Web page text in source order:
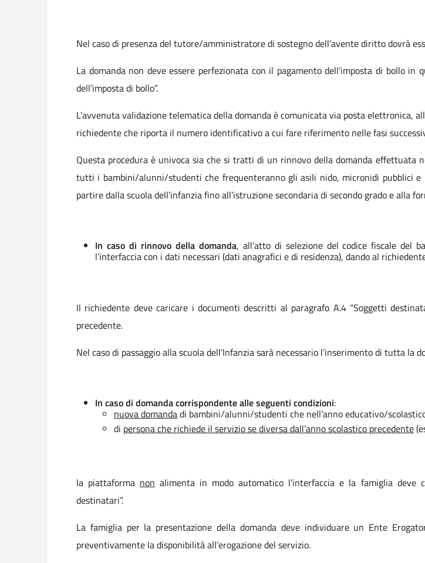
Nel caso di presenza del tutore/amministratore di sostegno dell’avente diritto dovrà
La domanda non deve essere perfezionata con il pagamento dell’imposta di bollo
dell’imposta di bollo”.
L’avvenuta validazione telematica della domanda è comunicata via posta elettronica,
richiedente che riporta il numero identificativo a cui fare riferimento nelle fasi
Questa procedura è univoca sia che si tratti di un rinnovo della domanda effettuata
tutti i bambini/alunni/studenti che frequenteranno gli asili nido, micronidi pubblici
partire dalla scuola dell’infanzia fino all’istruzione secondaria di secondo grado e alla
In caso di rinnovo della domanda, all’atto di selezione del codice fiscale del
l’interfaccia con i dati necessari (dati anagrafici e di residenza), dando al
Il richiedente deve caricare i documenti descritti al paragrafo A.4 “Soggetti
precedente.
Nel caso di passaggio alla scuola dell’Infanzia sarà necessario l’inserimento di tutta
In caso di domanda corrispondente alle seguenti condizioni:
nuova domandadi bambini/alunni/studenti che nell’anno educativo/
di persona che richiede il servizio se diversa dall’anno scolastico precedente
la piattaforma non alimenta in modo automatico l’interfaccia e la famiglia deve
destinatari”.
La famiglia per la presentazione della domanda deve individuare un Ente
preventivamente la disponibilità all’erogazione del servizio.